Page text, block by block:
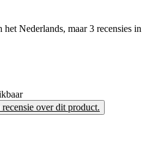
Nederlands, maar 3 recensies in
recensie over dit product.